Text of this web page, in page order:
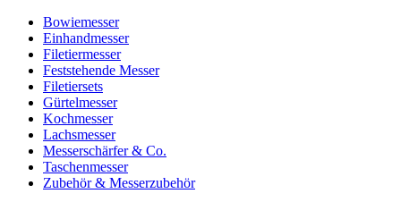
Bowiemesser
Einhandmesser
Filetiermesser
Feststehende Messer
Filetiersets
Gürtelmesser
Kochmesser
Lachsmesser
Messerschärfer & Co.
Taschenmesser
Zubehör & Messerzubehör